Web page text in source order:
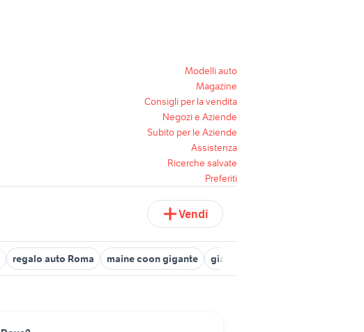
Modelli auto
Magazine
Consigli per la vendita
Negozi e Aziende
Subito per le Aziende
Assistenza
Ricerche salvate
Preferiti
Vendi
regalo auto Roma maine coon gigante giardino Belluno provincia